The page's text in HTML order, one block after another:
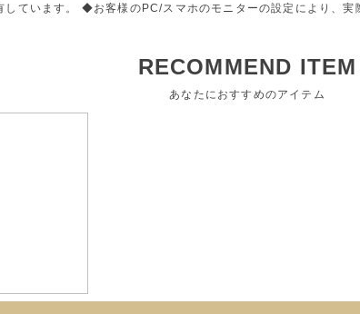
しています。 ◆お客様のPC/スマホのモニターの設定により、
RECOMMEND ITEM
あなたにおすすめのアイテム